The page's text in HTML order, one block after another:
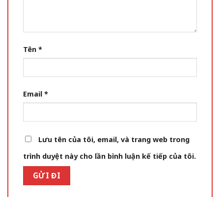
Tên *
Email *
Lưu tên của tôi, email, và trang web trong
trình duyệt này cho lần bình luận kế tiếp của tôi.